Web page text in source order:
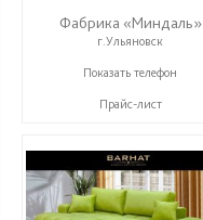
Фабрика «Миндаль»
г.Ульяновск
+7 (927) 630-62-82
Показать телефон
Прайс-лист